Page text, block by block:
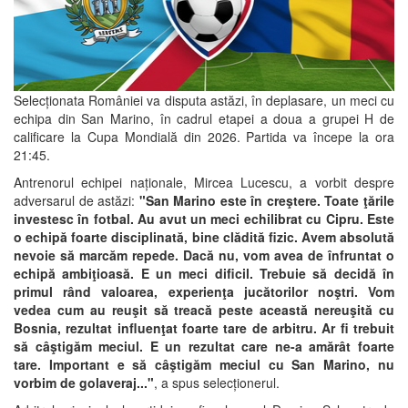
Selecționata României va disputa astăzi, în deplasare, un meci cu
echipa din San Marino, în cadrul etapei a doua a grupei H de
calificare la Cupa Mondială din 2026. Partida va începe la ora
21:45.
Antrenorul echipei naționale, Mircea Lucescu, a vorbit despre
adversarul de astăzi: "San Marino este în creştere. Toate ţările
investesc în fotbal. Au avut un meci echilibrat cu Cipru. Este
o echipă foarte disciplinată, bine clădită fizic. Avem absolută
nevoie să marcăm repede. Dacă nu, vom avea de înfruntat o
echipă ambiţioasă. E un meci dificil. Trebuie să decidă în
primul rând valoarea, experienţa jucătorilor noştri. Vom
vedea cum au reuşit să treacă peste această nereuşită cu
Bosnia, rezultat influenţat foarte tare de arbitru. Ar fi trebuit
să câştigăm meciul. E un rezultat care ne-a amărât foarte
tare. Important e să câştigăm meciul cu San Marino, nu
vorbim de golaveraj...", a spus selecționerul.